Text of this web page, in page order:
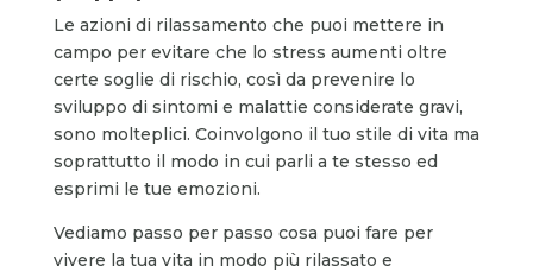
Le azioni di rilassamento che puoi mettere in
campo per evitare che lo stress aumenti oltre
certe soglie di rischio, così da prevenire lo
sviluppo di sintomi e malattie considerate gravi,
sono molteplici. Coinvolgono il tuo stile di vita ma
soprattutto il modo in cui parli a te stesso ed
esprimi le tue emozioni.
Vediamo passo per passo cosa puoi fare per
vivere la tua vita in modo più rilassato e